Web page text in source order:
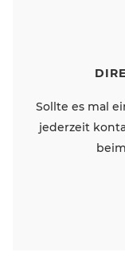
Sollte es mal
jederzeit